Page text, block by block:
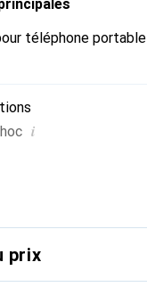
téléphone portable
i
prix